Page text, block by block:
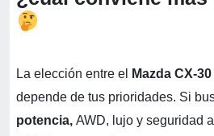
La elección entre el
Mazda CX-
depende de tus prioridades. Si
potencia, AWD, lujo y seguridad